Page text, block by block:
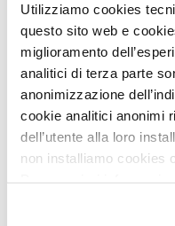
Utilizziamo cookies
questo sito web e
miglioramento
analitici di terza parte
anonimizzazione
cookie analitici anonimi
dell’utente alla loro
non installiamo cookies
Lichen planus -Lichen
Linee guida cliniche -
Lockdown -Long Covid -
Lupus eritematoso
M
Magnesio - Mal di schiena
Malattia infiammatoria
Malattie allergiche -